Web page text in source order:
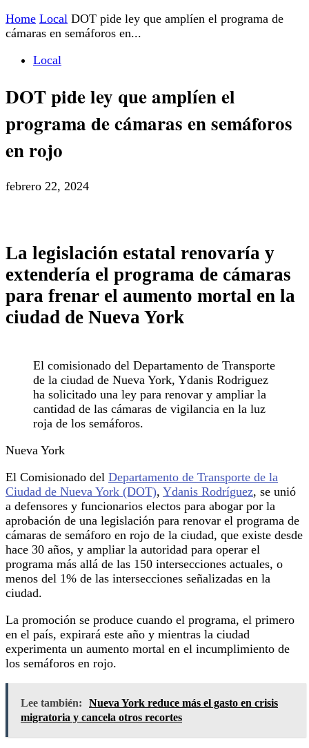
Home Local DOT pide ley que amplíen el programa de
cámaras en semáforos en...
Local
DOT pide ley que amplíen el
programa de cámaras en semáforos
en rojo
febrero 22, 2024
La legislación estatal renovaría y
extendería el programa de cámaras
para frenar el aumento mortal en la
ciudad de Nueva York
El comisionado del Departamento de Transporte
de la ciudad de Nueva York, Ydanis Rodriguez
ha solicitado una ley para renovar y ampliar la
cantidad de las cámaras de vigilancia en la luz
roja de los semáforos.
Nueva York
El Comisionado del Departamento de Transporte de la
Ciudad de Nueva York (DOT), Ydanis Rodríguez, se unió
a defensores y funcionarios electos para abogar por la
aprobación de una legislación para renovar el programa de
cámaras de semáforo en rojo de la ciudad, que existe desde
hace 30 años, y ampliar la autoridad para operar el
programa más allá de las 150 intersecciones actuales, o
menos del 1% de las intersecciones señalizadas en la
ciudad.
La promoción se produce cuando el programa, el primero
en el país, expirará este año y mientras la ciudad
experimenta un aumento mortal en el incumplimiento de
los semáforos en rojo.
Lee también:
Nueva York reduce más el gasto en crisis
migratoria y cancela otros recortes